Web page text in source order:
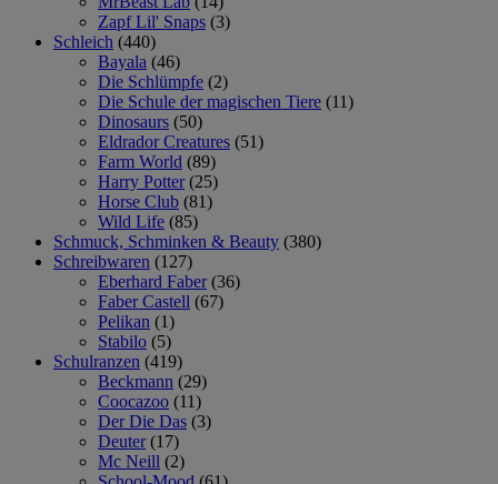
Zapf Lil' Snaps (3)
Schleich (440)
Bayala (46)
Die Schlümpfe (2)
Die Schule der magischen Tiere (11)
Dinosaurs (50)
Eldrador Creatures (51)
Farm World (89)
Harry Potter (25)
Horse Club (81)
Wild Life (85)
Schmuck, Schminken & Beauty (380)
Schreibwaren (127)
Eberhard Faber (36)
Faber Castell (67)
Pelikan (1)
Stabilo (5)
Schulranzen (419)
Beckmann (29)
Coocazoo (11)
Der Die Das (3)
Deuter (17)
Mc Neill (2)